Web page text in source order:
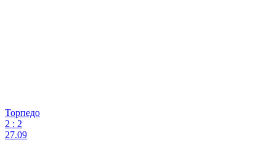
Торпедо
2 : 2
27.09